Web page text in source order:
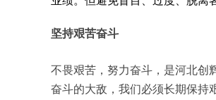
坚持艰苦奋斗
不畏艰苦，努力奋斗，是河北创
奋斗的大敌，我们必须长期保持